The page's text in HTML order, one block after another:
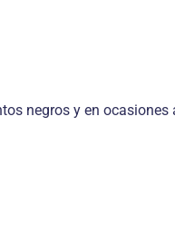
negros y en ocasiones